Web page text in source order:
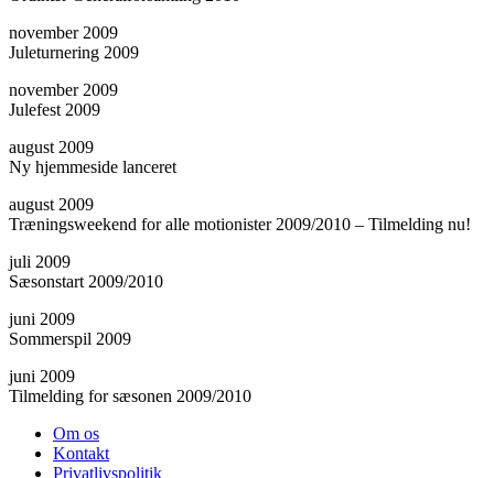
november 2009
Juleturnering 2009
november 2009
Julefest 2009
august 2009
Ny hjemmeside lanceret
august 2009
Træningsweekend for alle motionister 2009/2010 – Tilmelding nu!
juli 2009
Sæsonstart 2009/2010
juni 2009
Sommerspil 2009
juni 2009
Tilmelding for sæsonen 2009/2010
Om os
Kontakt
Privatlivspolitik